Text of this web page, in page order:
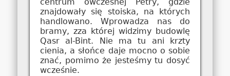
znajdowały się stoiska, na których
handlowano. Wprowadza nas do
bramy, zza której widzimy budowlę
Qasr al-Bint. Nie ma tu ani krzty
cienia, a słońce daje mocno o sobie
znać, pomimo że jesteśmy tu dosyć
wcześnie.